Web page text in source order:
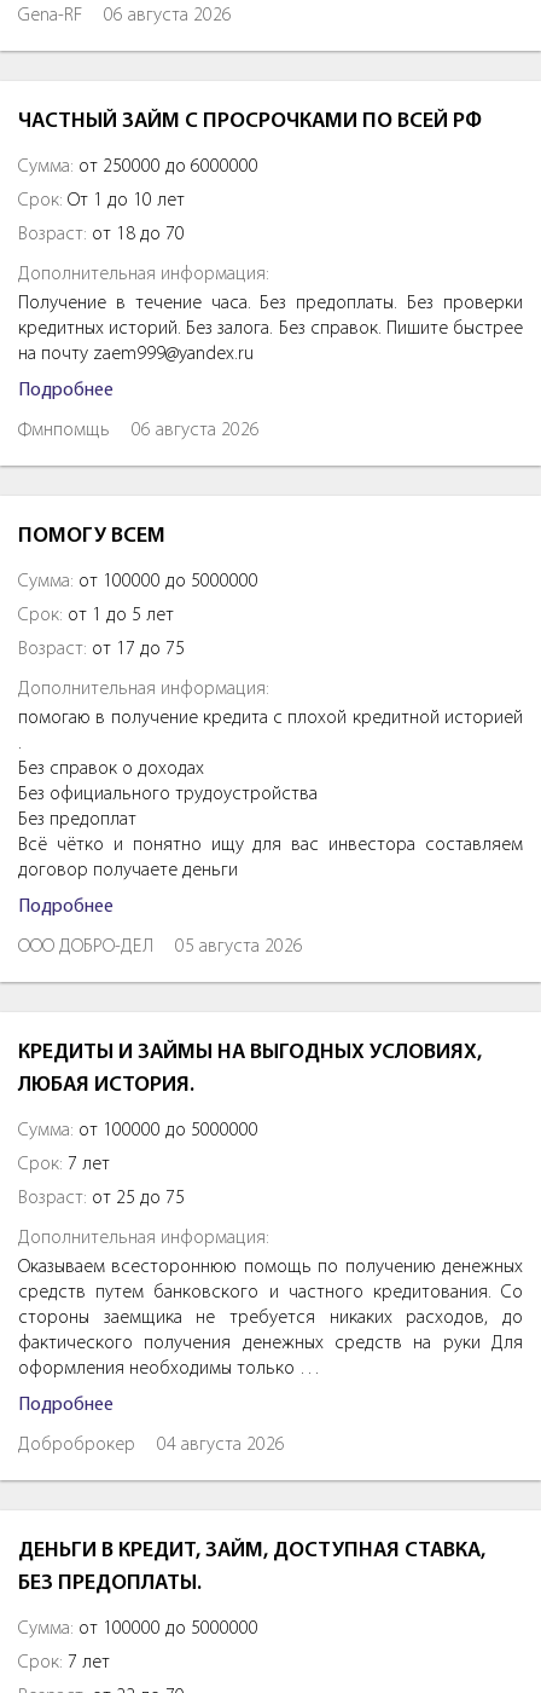
Gena-RF 06 августа 2026
ЧАСТНЫЙ ЗАЙМ С ПРОСРОЧКАМИ ПО ВСЕЙ РФ
Сумма: от 250000 до 6000000
Срок: От 1 до 10 лет
Возраст: от 18 до 70
Дополнительная информация:
Получение в течение часа. Без предоплаты. Без проверки
кредитных историй. Без залога. Без справок. Пишите быстрее
на почту zaem999@yandex.ru
Подробнее
Фмнпомщь 06 августа 2026
ПОМОГУ ВСЕМ
Сумма: от 100000 до 5000000
Срок: от 1 до 5 лет
Возраст: от 17 до 75
Дополнительная информация:
помогаю в получение кредита с плохой кредитной историей
.
Без справок о доходах
Без официального трудоустройства
Без предоплат
Всё чётко и понятно ищу для вас инвестора составляем
договор получаете деньги
Подробнее
ООО ДОБРО-ДЕЛ 05 августа 2026
КРЕДИТЫ И ЗАЙМЫ НА ВЫГОДНЫХ УСЛОВИЯХ,
ЛЮБАЯ ИСТОРИЯ.
Сумма: от 100000 до 5000000
Срок: 7 лет
Возраст: от 25 до 75
Дополнительная информация:
Оказываем всестороннюю помощь по получению денежных
средств путем банковского и частного кредитования. Со
стороны заемщика не требуется никаких расходов, до
фактического получения денежных средств на руки Для
оформления необходимы только …
Подробнее
Доброброкер 04 августа 2026
ДЕНЬГИ В КРЕДИТ, ЗАЙМ, ДОСТУПНАЯ СТАВКА,
БЕЗ ПРЕДОПЛАТЫ.
Сумма: от 100000 до 5000000
Срок: 7 лет